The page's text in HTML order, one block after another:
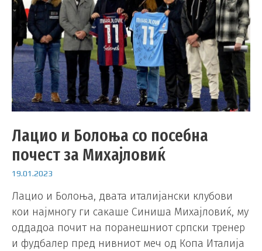
Лацио и Болоња со посебна
почест за Михајловиќ
19.01.2023
Лацио и Болоња, двата италијански клубови
кои најмногу ги сакаше Синиша Михајловиќ, му
оддадоа почит на поранешниот српски тренер
и фудбалер пред нивниот меч од Копа Италија